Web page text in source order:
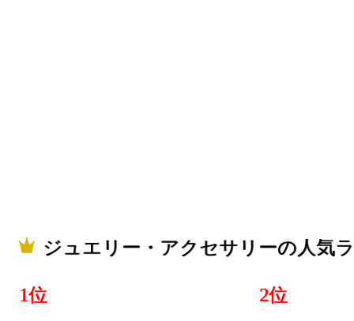
ジュエリー・アクセサリーの人気
1位 2位